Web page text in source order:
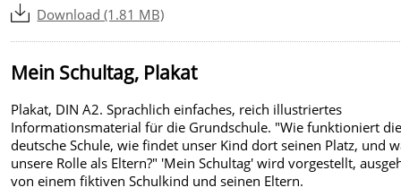
Download (1.81 MB)
Mein Schultag, Plakat
Plakat, DIN A2. Sprachlich einfaches, reich illustriertes
Informationsmaterial für die Grundschule. "Wie funktioniert
deutsche Schule, wie findet unser Kind dort seinen Platz, und
unsere Rolle als Eltern?" 'Mein Schultag' wird vorgestellt,
von einem fiktiven Schulkind und seinen Eltern.